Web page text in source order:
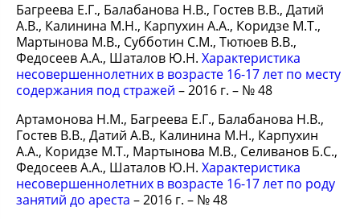
Багреева Е.Г., Балабанова Н.В., Гостев В.В., Датий
А.В., Калинина М.Н., Карпухин А.А., Коридзе М.Т.,
Мартынова М.В., Субботин С.М., Тютюев В.В.,
Федосеев А.А., Шаталов Ю.Н. Характеристика
несовершеннолетних в возрасте 16-17 лет по месту
содержания под стражей – 2016 г. – № 48
Артамонова Н.М., Багреева Е.Г., Балабанова Н.В.,
Гостев В.В., Датий А.В., Калинина М.Н., Карпухин
А.А., Коридзе М.Т., Мартынова М.В., Селиванов Б.С.,
Федосеев А.А., Шаталов Ю.Н. Характеристика
несовершеннолетних в возрасте 16-17 лет по роду
занятий до ареста – 2016 г. – № 48